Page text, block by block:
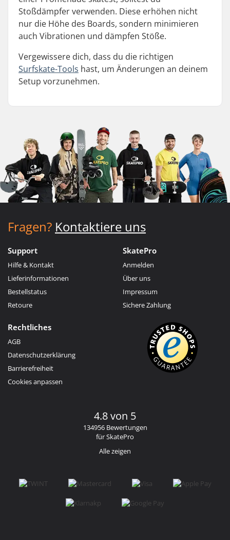
Stoßdämpfer verwenden. Diese erhöhen nicht
nur die Höhe des Boards, sondern minimieren
auch Vibrationen und dämpfen Stöße.
Vergewissere dich, dass du die richtigen
Surfskate-Tools hast, um Änderungen an deinem
Setup vorzunehmen.
Fragen? Kontaktiere uns
Support
Hilfe & Kontakt
Lieferinformationen
Bestellstatus
Retoure
SkatePro
Anmelden
Über uns
Impressum
Sichere Zahlung
Rechtliches
AGB
Datenschutzerklärung
Barrierefreiheit
Cookies anpassen
4.8 von 5
134956 Bewertungen
für SkatePro
Alle zeigen